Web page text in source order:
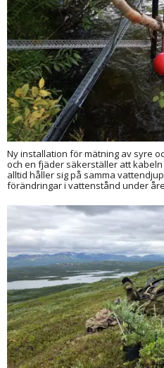
Ny installation för mätning av syre
och en fjäder säkerställer att
alltid håller sig på samma
förändringar i vattenstånd under